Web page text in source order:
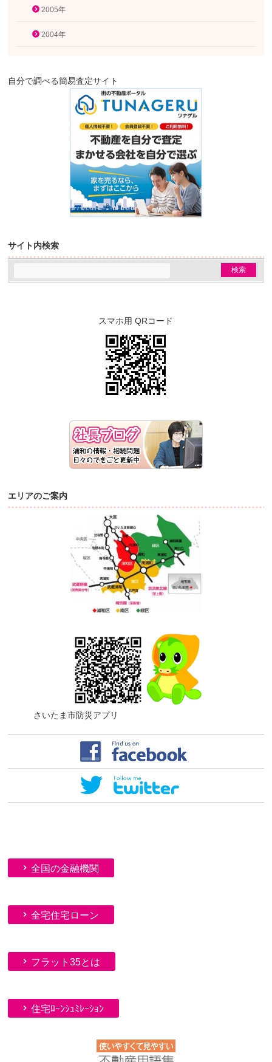
2005年
2004年
自分で調べる簡易査定サイト
サイト内検索
スマホ用 QRコード
エリアのご案内
さいたま市防災アプリ
全国の金融機関
全宅住宅ローン
フラット35とは
住宅ﾛｰﾝｼｭﾐﾚｰｼｮﾝ